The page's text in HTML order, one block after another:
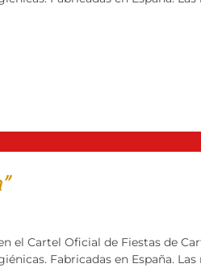
el Cartel Oficial de Fiestas de
Fabricadas en España.